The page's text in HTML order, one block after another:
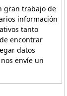
gran trabajo de
información
tanto
encontrar
datos
envíe un